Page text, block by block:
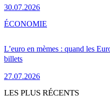
30.07.2026
L’euro en mèmes : quand les
billets
27.07.2026
ÉCONOMIE
LES PLUS RÉCENTS